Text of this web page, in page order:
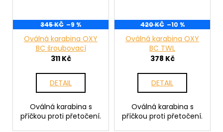
345 KČ –9 %
Oválná karabina OXY
BC šroubovací
311 Kč
DETAIL
Oválná karabina s
příčkou proti přetočení.
420 KČ –10 %
Oválná karabina OXY
BC TWL
378 Kč
DETAIL
Oválná karabina s
příčkou proti přetočení.